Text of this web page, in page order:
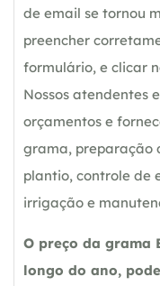
de email se tornou
preencher
formulário, e clicar
Nossos atendentes
orçamentos e
grama, preparação
plantio, controle de
irrigação e
O preço da grama
longo do ano,